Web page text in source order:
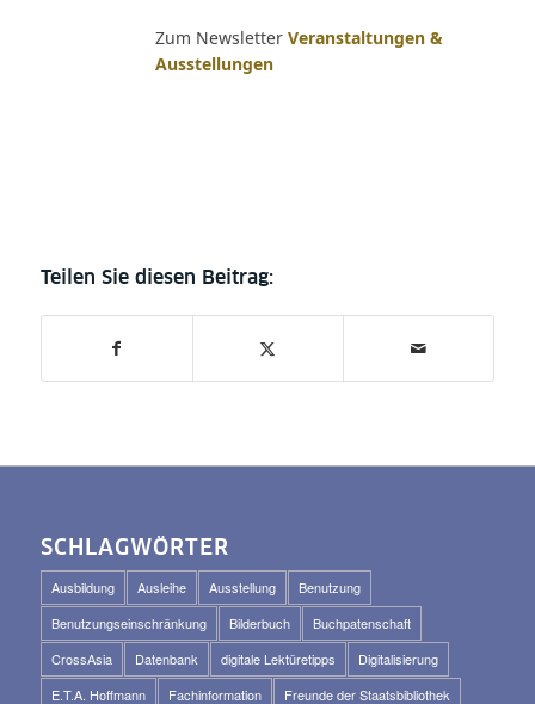
Zum Newsletter Veranstaltungen &
Ausstellungen
SCHLAGWÖRTER
Ausbildung Ausleihe Ausstellung
Benutzung
Benutzungseinschränkung
Bilderbuch
Buchpatenschaft
CrossAsia
Datenbank digitale Lektüretipps
Digitalisierung
E.T.A. Hoffmann
Fachinformation
Freunde der Staatsbibliothek